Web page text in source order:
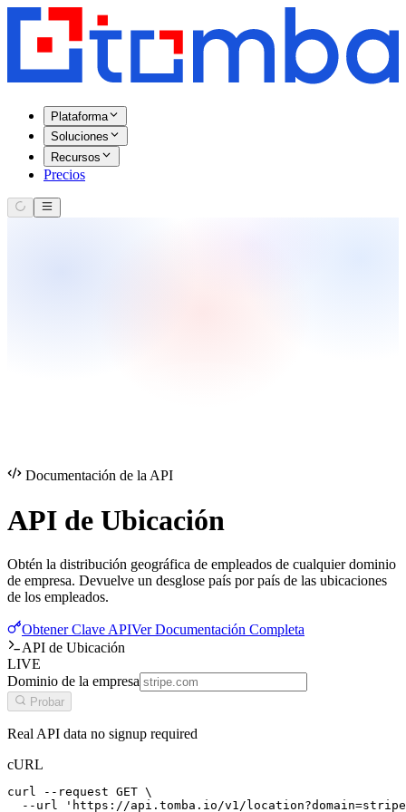
Plataforma
Soluciones
Recursos
Precios
Documentación de la API
API de Ubicación
Obtén la distribución geográfica de empleados de cualquier dominio
de empresa. Devuelve un desglose país por país de las ubicaciones
de los empleados.
Obtener Clave APIVer Documentación Completa
API de Ubicación
LIVE
Dominio de la empresa
Probar
Real API data no signup required
cURL
curl --request GET \
--url 'https://api.tomba.io/v1/